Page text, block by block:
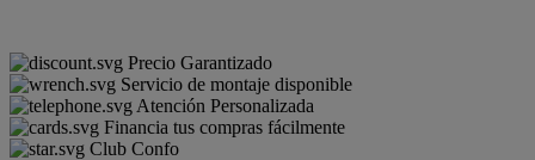
Precio Garantizado
Servicio de montaje disponible
Atención Personalizada
Financia tus compras fácilmente
Club Confo